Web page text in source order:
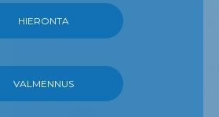
HIERONTA
VALMENNUS